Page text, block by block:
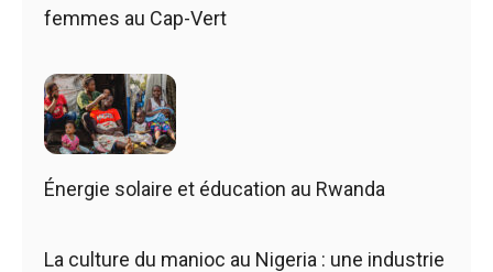
femmes au Cap-Vert
Énergie solaire et éducation au Rwanda
La culture du manioc au Nigeria : une industrie